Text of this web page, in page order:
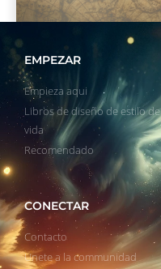
EMPEZAR
Empieza aqui
Libros de diseño de estilo de
vida
Recomendado
CONECTAR
Contacto
Unete a la communidad